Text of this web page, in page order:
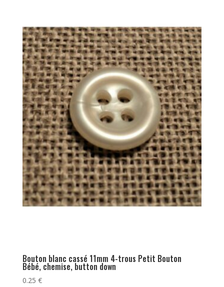
Bouton blanc cassé 11mm 4-trous Petit Bouton
Bébé, chemise, button down
0.25 €